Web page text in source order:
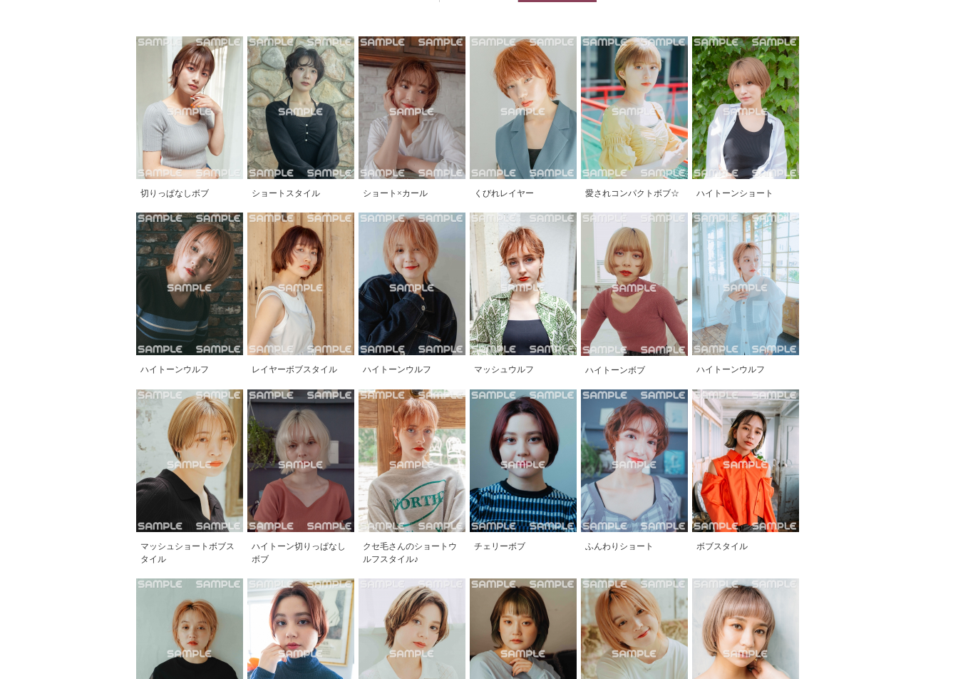
切りっぱなしボブ ショートスタイル ショート×カール くびれレイヤー 愛されコンパクトボブ☆ ハイトーンショート
ハイトーンウルフ レイヤーボブスタイル ハイトーンウルフ マッシュウルフ ハイトーンボブ ハイトーンウルフ
マッシュショートボブス
タイル
ハイトーン切りっぱなし
ボブ
クセ毛さんのショートウ
ルフスタイル♪
チェリーボブ ふんわりショート ボブスタイル